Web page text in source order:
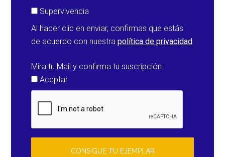
Supervivencia
Al hacer clic en enviar, confirmas que estás
de acuerdo con nuestrapolítica de privacidad
Mira tu Mail y confirma tu suscripción
Aceptar